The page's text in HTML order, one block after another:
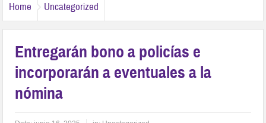
Home Uncategorized
Entregarán bono a policías e
incorporarán a eventuales a la
nómina